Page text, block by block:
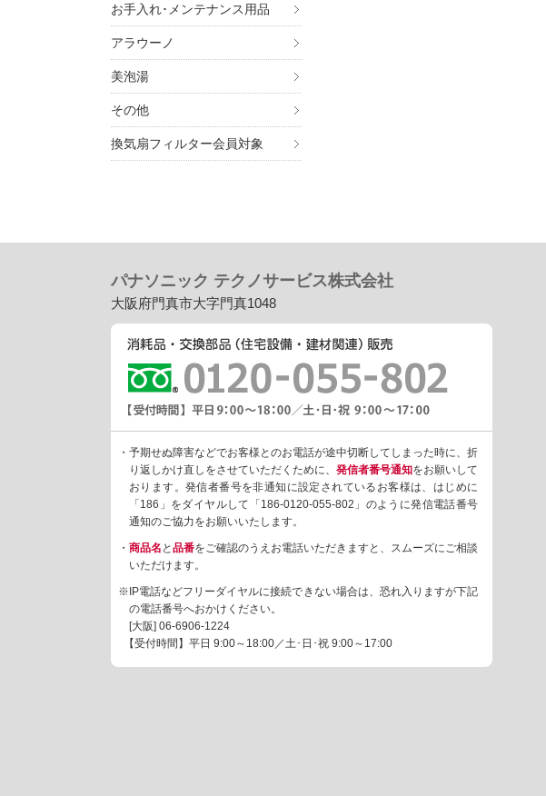
お手入れ･メンテナンス用品
アラウーノ
美泡湯
その他
換気扇フィルター会員対象
パナソニック テクノサービス株式会社
大阪府門真市大字門真1048
・予期せぬ障害などでお客様とのお電話が途中切断してしまった時に、折
り返しかけ直しをさせていただくために、 発信者番号通知をお願いして
おります。発信者番号を非通知に設定されているお客様は、はじめに
「186」をダイヤルして「186-0120-055-802」のように発信電話番号
通知のご協力をお願いいたします。
・ 商品名 と 品番をご確認のうえお電話いただきますと、スムーズにご相談
いただけます。
※IP電話などフリーダイヤルに接続できない場合は、恐れ入りますが下記
の電話番号へおかけください。
[大阪] 06-6906-1224
【受付時間】平日 9:00～18:00／土･日･祝 9:00～17:00